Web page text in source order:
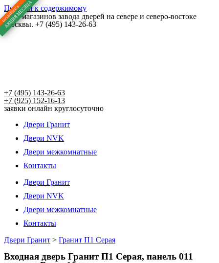
Перейти к содержимому
Сеть магазинов завода дверей на севере и северо-востоке
Москвы. +7 (495) 143-26-63
+7 (495) 143-26-63
+7 (925) 152-16-13
заявки онлайн круглосуточно
Двери Гранит
Двери NVK
Двери межкомнатные
Контакты
Двери Гранит
Двери NVK
Двери межкомнатные
Контакты
Двери Гранит > Гранит П1 Серая
Входная дверь Гранит П1 Серая, панель 011